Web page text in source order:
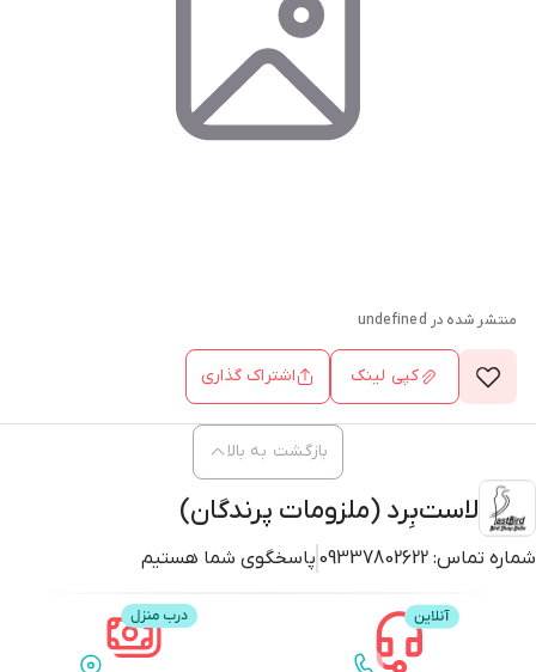
منتشر شده در undefined
کپی لینک اشتراک گذاری
لاست‌بِرد (ملزومات پرندگان)
شماره تماس: 09337802622 پاسخگوی شما هستیم
بازگشت به بالا